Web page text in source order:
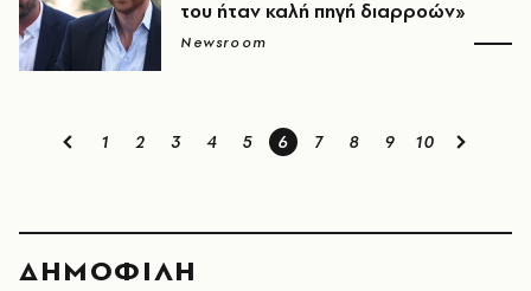
του ήταν καλή πηγή διαρροών»
Newsroom
1 2 3 4 5 6 7 8 9 10
ΔΗΜΟΦΙΛΗ